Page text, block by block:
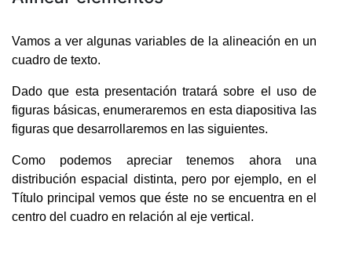
Vamos a ver algunas variables de la alineación en un
cuadro de texto.
Dado que esta presentación tratará sobre el uso de
figuras básicas, enumeraremos en esta diapositiva las
figuras que desarrollaremos en las siguientes.
Como podemos apreciar tenemos ahora una
distribución espacial distinta, pero por ejemplo, en el
Título principal vemos que éste no se encuentra en el
centro del cuadro en relación al eje vertical.